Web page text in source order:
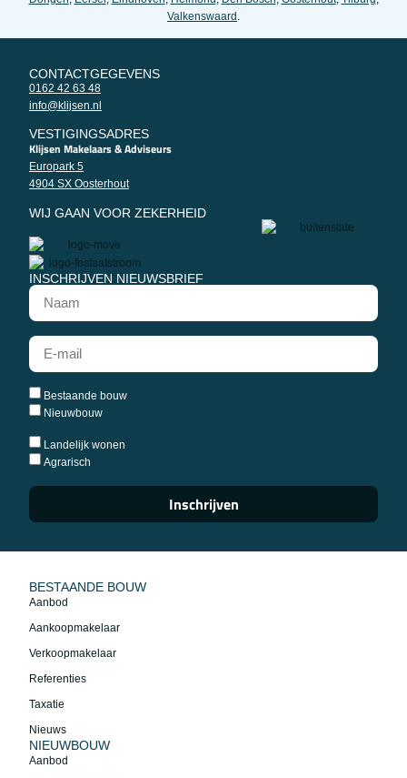
Valkenswaard
CONTACTGEGEVENS
0162 42 63 48
info@klijsen.nl
VESTIGINGSADRES
Klijsen Makelaars & Adviseurs
Europark 5
4904 SX Oosterhout
WIJ GAAN VOOR ZEKERHEID
INSCHRIJVEN NIEUWSBRIEF
Bestaande bouw
Nieuwbouw
Landelijk wonen
Agrarisch
Inschrijven
BESTAANDE BOUW
Aanbod
Aankoopmakelaar
Verkoopmakelaar
Referenties
Taxatie
Nieuws
NIEUWBOUW
Aanbod